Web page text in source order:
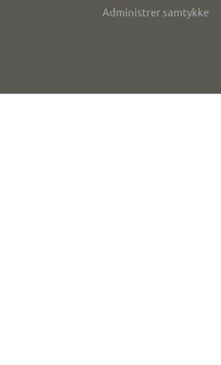
Administrer samtykke